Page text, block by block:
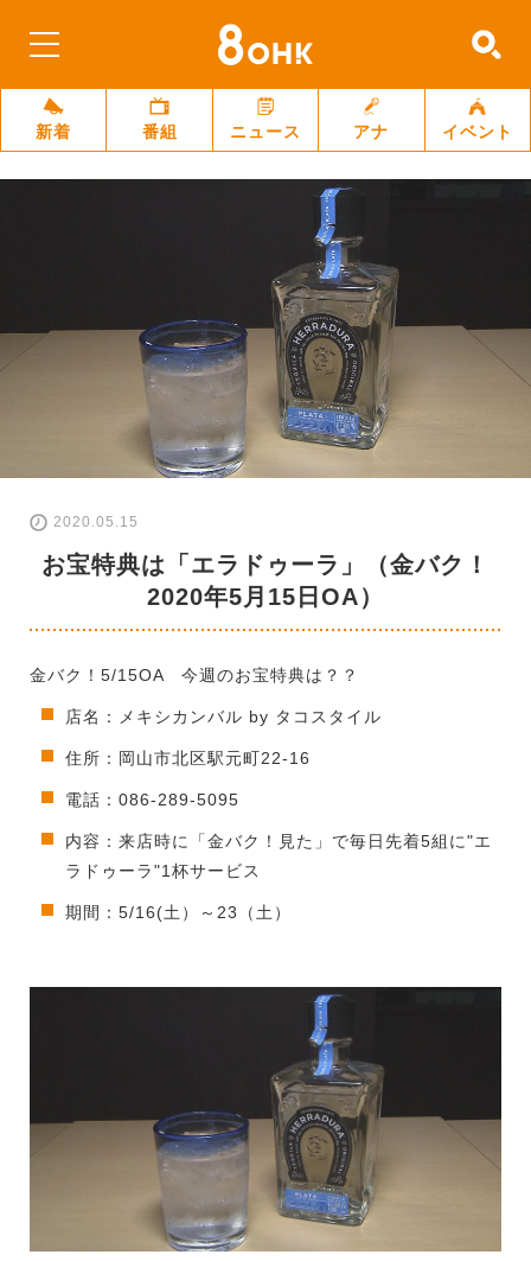
新着 番組 ニュース アナ イベント
2020.05.15
お宝特典は「エラドゥーラ」（金バク！
2020年5月15日OA）
金バク！5/15OA 今週のお宝特典は？？
店名：メキシカンバル by タコスタイル
住所：岡山市北区駅元町22-16
電話：086-289-5095
内容：来店時に「金バク！見た」で毎日先着5組に"エ
ラドゥーラ"1杯サービス
期間：5/16(土）～23（土）